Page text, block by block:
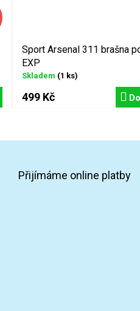
Sport Arsenal 311 brašna
EXP
Skladem (1 ks)
499 Kč
Přijímáme online platby